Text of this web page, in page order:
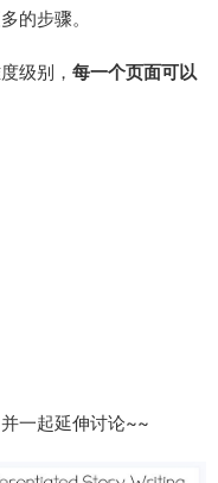
的步骤。
级别， 每一个页面可以
一起延伸讨论~~